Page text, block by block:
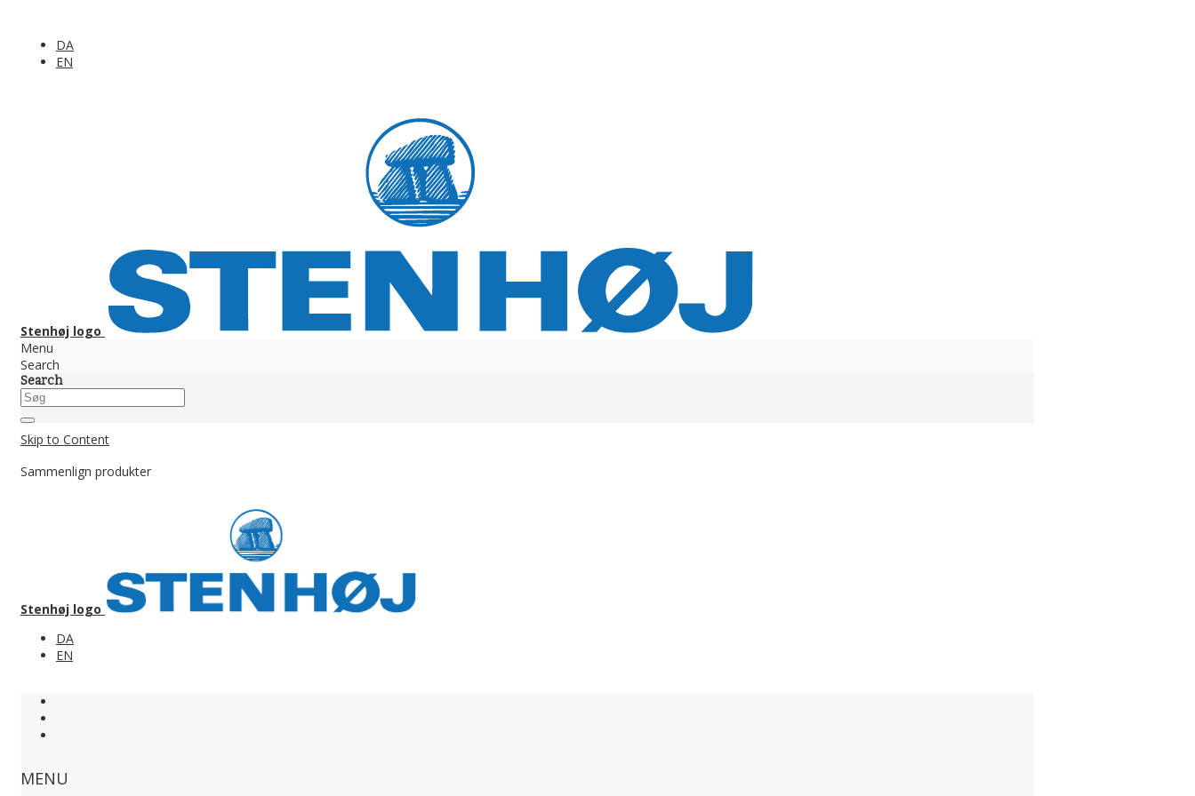
DA
EN
Stenhøj logo
Menu
Search
Search
Skip to Content
Sammenlign produkter
Stenhøj logo
DA
EN
MENU